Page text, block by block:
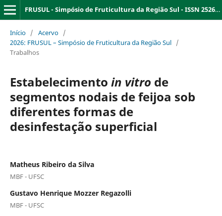
FRUSUL - Simpósio de Fruticultura da Região Sul - ISSN 2526-9909
Início / Acervo /
2026: FRUSUL – Simpósio de Fruticultura da Região Sul /
Trabalhos
Estabelecimento in vitro de
segmentos nodais de feijoa sob
diferentes formas de
desinfestação superficial
Matheus Ribeiro da Silva
MBF - UFSC
Gustavo Henrique Mozzer Regazolli
MBF - UFSC